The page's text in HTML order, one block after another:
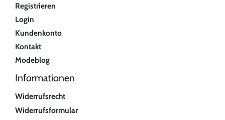
Registrieren
Login
Kundenkonto
Kontakt
Modeblog
Informationen
Widerrufsrecht
Widerrufsformular